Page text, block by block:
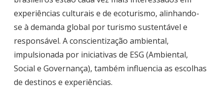
experiências culturais e de ecoturismo, alinhando-
se à demanda global por turismo sustentável e
responsável. A conscientização ambiental,
impulsionada por iniciativas de ESG (Ambiental,
Social e Governança), também influencia as escolhas
de destinos e experiências.